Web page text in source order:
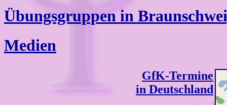
Übungsgruppen in
Medien
GfK-Termine
in Deutschland